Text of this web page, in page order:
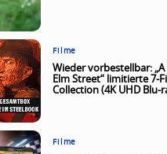
Filme
Wieder vorbestellbar:
Elm Street“ limitierte 7-
Collection (4K UHD Blu-
Filme